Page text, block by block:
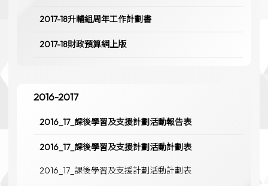
2017-18升輔組周年工作計劃書
2017-18財政預算網上版
2016-2017
2016_17_課後學習及支援計劃活動報告表
2016_17_課後學習及支援計劃活動計劃表
2016_17_課後學習及支援計劃活動計劃表